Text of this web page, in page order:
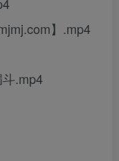
】.mp4
.mp4